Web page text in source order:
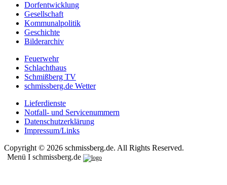
Dorfentwicklung
Gesellschaft
Kommunalpolitik
Geschichte
Bilderarchiv
Feuerwehr
Schlachthaus
Schmißberg TV
schmissberg.de Wetter
Lieferdienste
Notfall- und Servicenummern
Datenschutzerklärung
Impressum/Links
Copyright © 2026 schmissberg.de. All Rights Reserved.
Menü I schmissberg.de